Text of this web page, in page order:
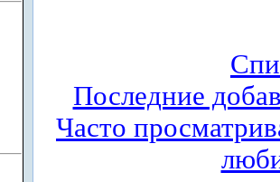
Последние
Часто